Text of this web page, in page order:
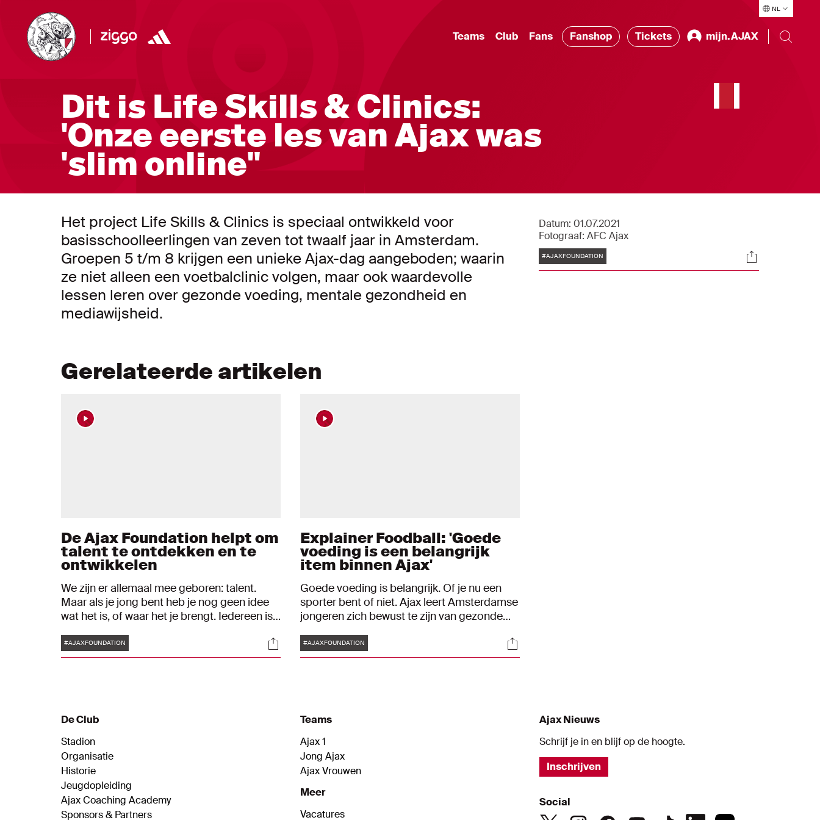
NL
Teams Club Fans Fanshop Tickets mijn.AJAX
Dit is Life Skills & Clinics:
'Onze eerste les van Ajax was
'slim online''
Het project Life Skills & Clinics is speciaal ontwikkeld voor
basisschoolleerlingen van zeven tot twaalf jaar in Amsterdam.
Groepen 5 t/m 8 krijgen een unieke Ajax-dag aangeboden; waarin
ze niet alleen een voetbalclinic volgen, maar ook waardevolle
lessen leren over gezonde voeding, mentale gezondheid en
mediawijsheid.
Datum: 01.07.2021
Fotograaf: AFC Ajax
Tags
#AJAXFOUNDATION Socials
Gerelateerde artikelen
De Ajax Foundation helpt om
talent te ontdekken en te
ontwikkelen
We zijn er allemaal mee geboren: talent.
Maar als je jong bent heb je nog geen idee
wat het is, of waar het je brengt. Iedereen is
helpt om talent te ontdekken en te
ontwikkelen
Tags
#AJAXFOUNDATION Socials
Explainer Foodball: 'Goede
voeding is een belangrijk
item binnen Ajax'
Goede voeding is belangrijk. Of je nu een
sporter bent of niet. Ajax leert Amsterdamse
jongeren zich bewust te zijn van gezonde
Tags
#AJAXFOUNDATION Socials
De Club
Stadion
Organisatie
Historie
Jeugdopleiding
Ajax Coaching Academy
Sponsors & Partners
Teams
Ajax 1
Jong Ajax
Ajax Vrouwen
Meer
Vacatures
Ajax Nieuws
Schrijf je in en blijf op de hoogte.
Inschrijven
Social